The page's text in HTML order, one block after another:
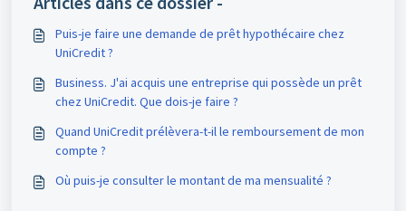
Puis-je faire une demande de prêt hypothécaire chez
UniCredit ?
Business. J'ai acquis une entreprise qui possède un prêt
chez UniCredit. Que dois-je faire ?
Quand UniCredit prélèvera-t-il le remboursement de mon
compte ?
Où puis-je consulter le montant de ma mensualité ?